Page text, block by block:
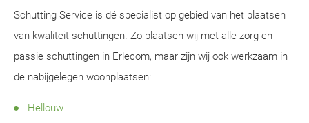
Schutting Service is dé specialist op gebied van het plaatsen
van kwaliteit schuttingen. Zo plaatsen wij met alle zorg en
passie schuttingen in Erlecom, maar zijn wij ook werkzaam in
de nabijgelegen woonplaatsen:
Hellouw